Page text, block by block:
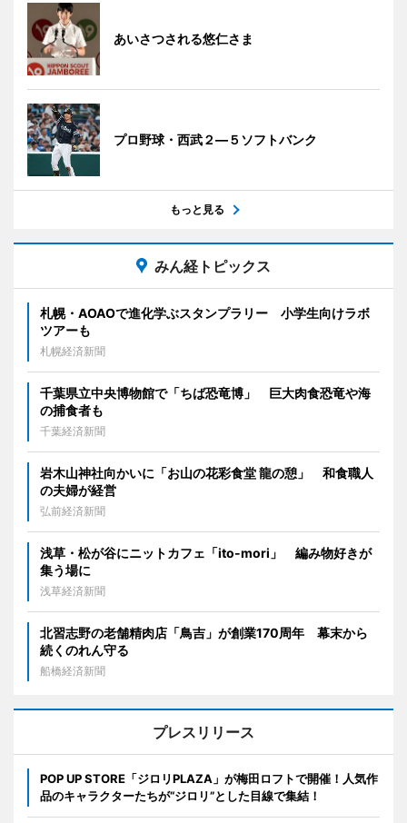
あいさつされる悠仁さま
プロ野球・西武２―５ソフトバンク
もっと見る
みん経トピックス
札幌・AOAOで進化学ぶスタンプラリー 小学生向けラボ
ツアーも
札幌経済新聞
千葉県立中央博物館で「ちば恐竜博」 巨大肉食恐竜や海
の捕食者も
千葉経済新聞
岩木山神社向かいに「お山の花彩食堂 龍の憩」 和食職人
の夫婦が経営
弘前経済新聞
浅草・松が谷にニットカフェ「ito-mori」 編み物好きが
集う場に
浅草経済新聞
北習志野の老舗精肉店「鳥吉」が創業170周年 幕末から
続くのれん守る
船橋経済新聞
プレスリリース
POP UP STORE「ジロリPLAZA」が梅田ロフトで開催！人気作
品のキャラクターたちが“ジロリ”とした目線で集結！